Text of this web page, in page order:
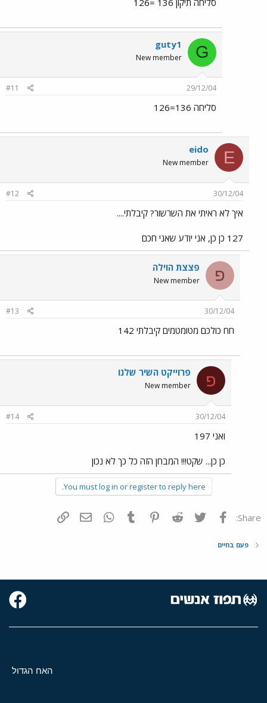
G
guty1
New member
29/12/04
#11
סליחה 136=126
E
eido
New member
30/12/04
#12
איך לא ראיתי את השרשור? קיבלתי....
127 כן כן, אני יודע שאני חכם
פ פצצת הוילה
New member
30/12/04
#13
חח כולכם מטומטמים קיבלתי 142
פ פרוייקט השיר שלנו
New member
30/12/04
#14
ואני 197
כן כן... שקט!!! המבחן הזה כל כך לא נכון
You must log in or register to reply here.
Share: פייסבוק Twitter
Reddit
Pinterest
Tumblr
WhatsAppדואר אלקטרוני
פעם בחיים
האח הגדול